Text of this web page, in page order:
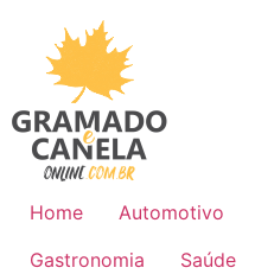
Home Automotivo
Gastronomia
Saúde